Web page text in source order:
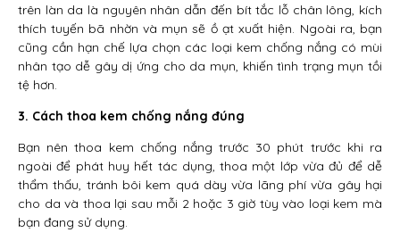
trên làn da là nguyên nhân dẫn đến bít tắc lỗ chân lông, kích
thích tuyến bã nhờn và mụn sẽ ồ ạt xuất hiện. Ngoài ra, bạn
cũng cần hạn chế lựa chọn các loại kem chống nắng có mùi
nhân tạo dễ gây dị ứng cho da mụn, khiến tình trạng mụn tồi
tệ hơn.
3. Cách thoa kem chống nắng đúng
Bạn nên thoa kem chống nắng trước 30 phút trước khi ra
ngoài để phát huy hết tác dụng, thoa một lớp vừa đủ để dễ
thẩm thấu, tránh bôi kem quá dày vừa lãng phí vừa gây hại
cho da và thoa lại sau mỗi 2 hoặc 3 giờ tùy vào loại kem mà
bạn đang sử dụng.